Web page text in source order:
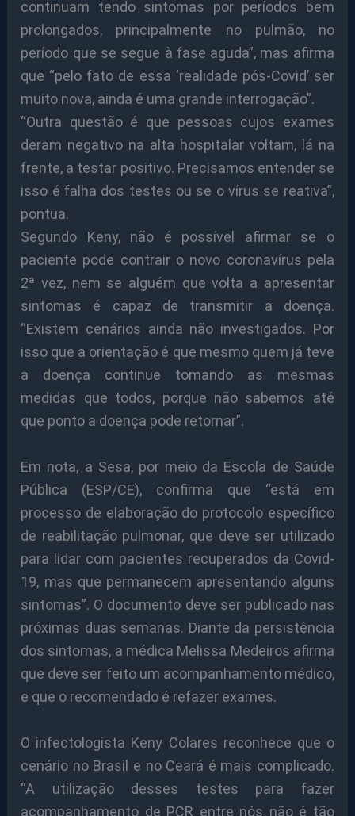
continuam tendo sintomas por períodos bem
prolongados, principalmente no pulmão, no
período que se segue à fase aguda”, mas afirma
que “pelo fato de essa ‘realidade pós-Covid’ ser
muito nova, ainda é uma grande interrogação”.
“Outra questão é que pessoas cujos exames
deram negativo na alta hospitalar voltam, lá na
frente, a testar positivo. Precisamos entender se
isso é falha dos testes ou se o vírus se reativa”,
pontua.
Segundo Keny, não é possível afirmar se o
paciente pode contrair o novo coronavírus pela
2ª vez, nem se alguém que volta a apresentar
sintomas é capaz de transmitir a doença.
“Existem cenários ainda não investigados. Por
isso que a orientação é que mesmo quem já teve
a doença continue tomando as mesmas
medidas que todos, porque não sabemos até
que ponto a doença pode retornar”.
Em nota, a Sesa, por meio da Escola de Saúde
Pública (ESP/CE), confirma que “está em
processo de elaboração do protocolo específico
de reabilitação pulmonar, que deve ser utilizado
para lidar com pacientes recuperados da Covid-
19, mas que permanecem apresentando alguns
sintomas”. O documento deve ser publicado nas
próximas duas semanas. Diante da persistência
dos sintomas, a médica Melissa Medeiros afirma
que deve ser feito um acompanhamento médico,
e que o recomendado é refazer exames.
O infectologista Keny Colares reconhece que o
cenário no Brasil e no Ceará é mais complicado.
“A utilização desses testes para fazer
acompanhamento de PCR entre nós não é tão